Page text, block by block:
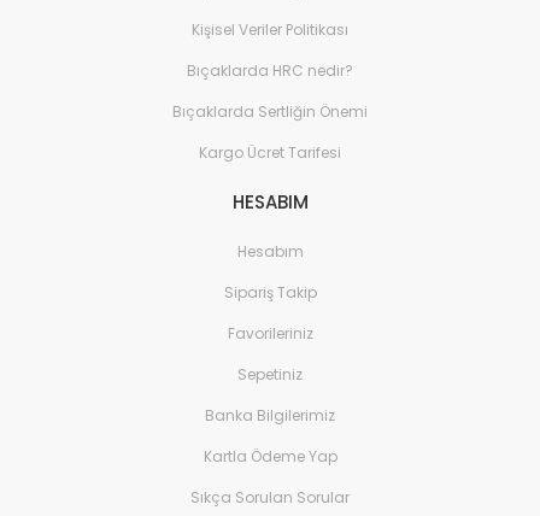
Kişisel Veriler Politikası
Bıçaklarda HRC nedir?
Bıçaklarda Sertliğin Önemi
Kargo Ücret Tarifesi
HESABIM
Hesabım
Sipariş Takip
Favorileriniz
Sepetiniz
Banka Bilgilerimiz
Kartla Ödeme Yap
Sıkça Sorulan Sorular